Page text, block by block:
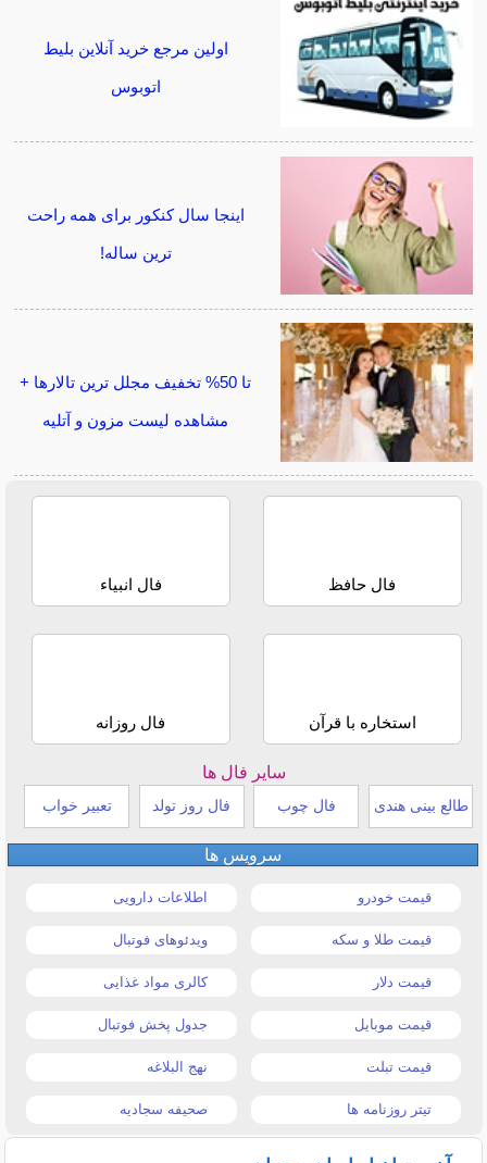
اولین مرجع خرید آنلاین بلیط
اتوبوس
اینجا سال کنکور برای همه راحت
ترین ساله!
تا 50% تخفیف مجلل ترین تالارها +
مشاهده لیست مزون و آتلیه
فال حافظ فال انبیاء
استخاره با قرآن فال روزانه
سایر فال ها
طالع بینی هندی فال چوب فال روز تولد تعبیر خواب
سرویس ها
قیمت خودرو اطلاعات دارویی
قیمت طلا و سکه ویدئوهای فوتبال
قیمت دلار کالری مواد غذایی
قیمت موبایل جدول پخش فوتبال
قیمت تبلت نهج البلاغه
تیتر روزنامه ها صحیفه سجادیه